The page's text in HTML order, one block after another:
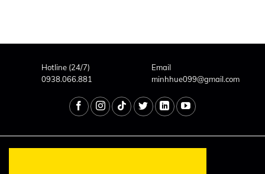
Hotline (24/7)
0938.066.881
Email
minhhue099@gmail.com